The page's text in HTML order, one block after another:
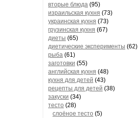
вторые блюда (95)
израильская кухня (73)
украинская кухня (73)
грузинская кухня (67)
диеты (65)
диетические эксперименты (62)
рыба (61)
заготовки (55)
английская кухня (48)
кухня для детей (43)
рецепты для детей (38)
закуски (34)
тесто (28)
слоёное тесто (5)